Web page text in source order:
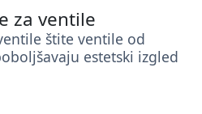
za ventile
štite ventile od
estetski izgled